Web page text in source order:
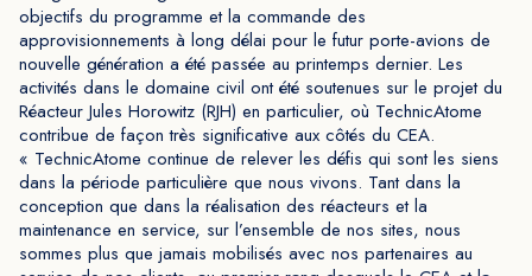
objectifs du programme et la commande des
approvisionnements à long délai pour le futur porte-avions de
nouvelle génération a été passée au printemps dernier. Les
activités dans le domaine civil ont été soutenues sur le projet du
Réacteur Jules Horowitz (RJH) en particulier, où TechnicAtome
contribue de façon très significative aux côtés du CEA.
« TechnicAtome continue de relever les défis qui sont les siens
dans la période particulière que nous vivons. Tant dans la
conception que dans la réalisation des réacteurs et la
maintenance en service, sur l’ensemble de nos sites, nous
sommes plus que jamais mobilisés avec nos partenaires au